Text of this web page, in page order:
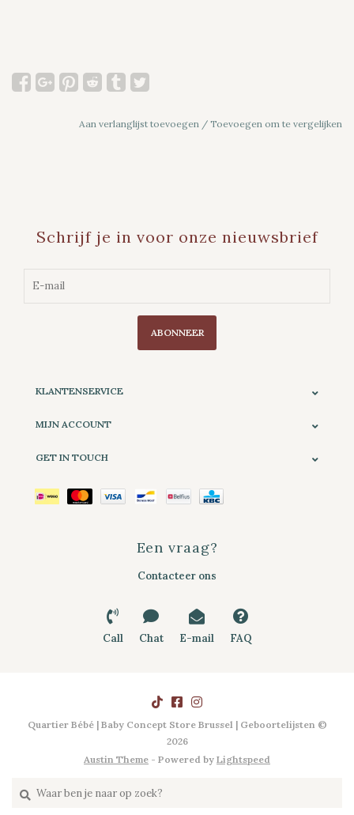
Aan verlanglijst toevoegen / Toevoegen om te vergelijken
Schrijf je in voor onze nieuwsbrief
ABONNEER
KLANTENSERVICE
MIJN ACCOUNT
GET IN TOUCH
Een vraag?
Contacteer ons
Call Chat E-mail FAQ
Quartier Bébé | Baby Concept Store Brussel | Geboortelijsten ©
2026
Austin Theme - Powered by Lightspeed